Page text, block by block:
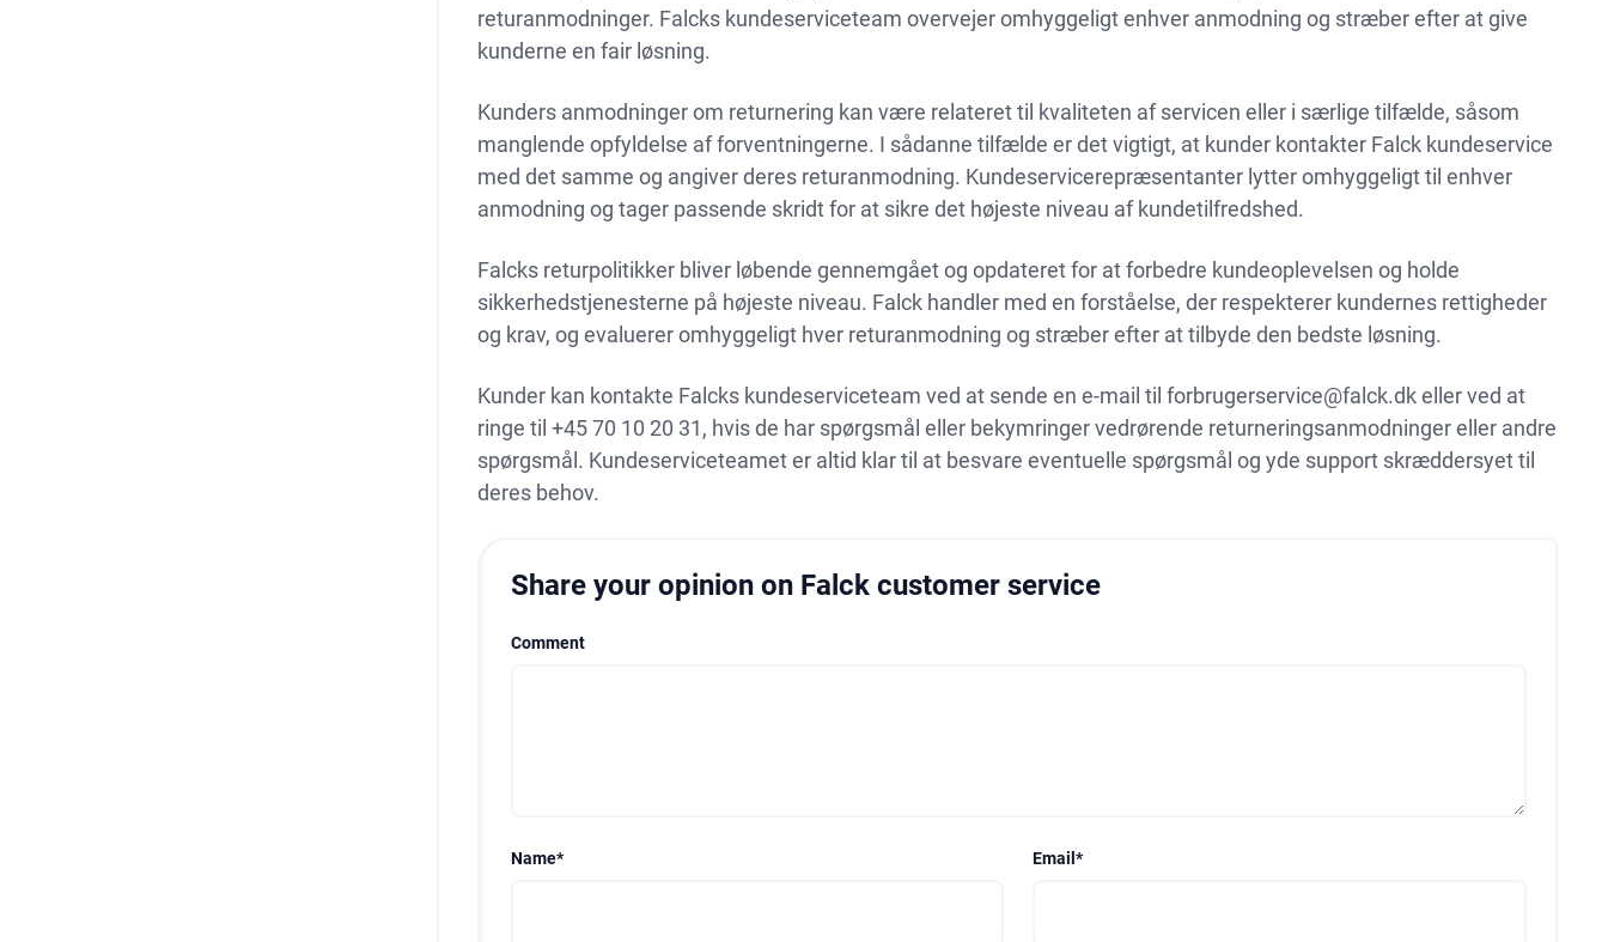
returanmodninger. Falcks kundeserviceteam overvejer omhyggeligt enhver anmodning og stræber efter at give
kunderne en fair løsning.
Kunders anmodninger om returnering kan være relateret til kvaliteten af ​​servicen eller i særlige tilfælde, såsom
manglende opfyldelse af forventningerne. I sådanne tilfælde er det vigtigt, at kunder kontakter Falck kundeservice
med det samme og angiver deres returanmodning. Kundeservicerepræsentanter lytter omhyggeligt til enhver
anmodning og tager passende skridt for at sikre det højeste niveau af kundetilfredshed.
Falcks returpolitikker bliver løbende gennemgået og opdateret for at forbedre kundeoplevelsen og holde
sikkerhedstjenesterne på højeste niveau. Falck handler med en forståelse, der respekterer kundernes rettigheder
og krav, og evaluerer omhyggeligt hver returanmodning og stræber efter at tilbyde den bedste løsning.
Kunder kan kontakte Falcks kundeserviceteam ved at sende en e-mail til forbrugerservice@falck.dkeller ved at
ringe til +45 70 10 20 31, hvis de har spørgsmål eller bekymringer vedrørende returneringsanmodninger eller andre
spørgsmål. Kundeserviceteamet er altid klar til at besvare eventuelle spørgsmål og yde support skræddersyet til
deres behov.
Share your opinion on Falck customer service
Comment
Name* Email*